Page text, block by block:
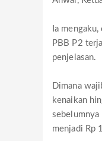
Ia
PBB P2
penjelasan.
Dimana
kenaikan
sebelumnya
menjadi Rp